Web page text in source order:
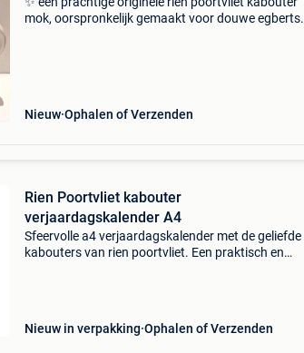
mok, oorspronkelijk gemaakt voor douwe egberts.
Nieuw Ophalen of Verzenden
Rien Poortvliet kabouter
verjaardagskalender A4
Sfeervolle a4 verjaardagskalender met de geliefde
kabouters van rien poortvliet. Een praktisch en
Nieuw in verpakking Ophalen of Verzenden